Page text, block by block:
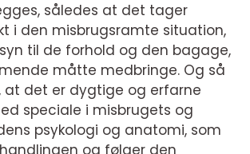
således at det tager
i den misbrugsramte situation,
til de forhold og den bagage,
måtte medbringe. Og så
at det er dygtige og erfarne
speciale i misbrugets og
psykologi og anatomi, som
og følger den